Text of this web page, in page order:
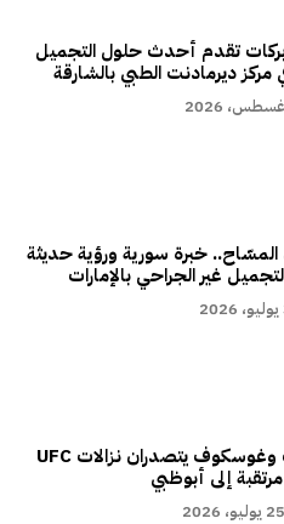
تقدم أحدث حلول التجميل
مركز ديرمادنت الطبي بالشارقة
خبرة سورية ورؤية حديثة
غير الجراحي بالإمارات
أنكالايف وغوسكوف يتصدران نزالات UFC
إلى أبوظبي
25 يوليو، 2026